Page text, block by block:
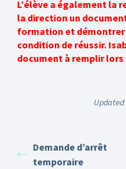
L’élève a égalementla
la direction un
formation et démontrer
condition de réussir.
document à remplir
Updated
Demande d’arrêt
temporaire